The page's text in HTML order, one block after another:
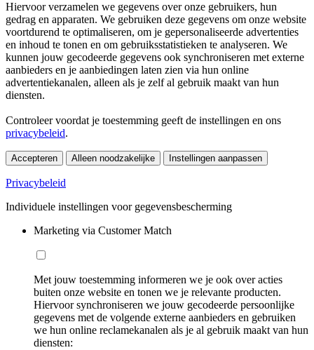
Hiervoor verzamelen we gegevens over onze gebruikers, hun
gedrag en apparaten. We gebruiken deze gegevens om onze website
voortdurend te optimaliseren, om je gepersonaliseerde advertenties
en inhoud te tonen en om gebruiksstatistieken te analyseren. We
kunnen jouw gecodeerde gegevens ook synchroniseren met externe
aanbieders en je aanbiedingen laten zien via hun online
advertentiekanalen, alleen als je zelf al gebruik maakt van hun
diensten.
Controleer voordat je toestemming geeft de instellingen en ons
privacybeleid.
Accepteren Alleen noodzakelijke Instellingen aanpassen
Privacybeleid
Individuele instellingen voor gegevensbescherming
Marketing via Customer Match
Met jouw toestemming informeren we je ook over acties
buiten onze website en tonen we je relevante producten.
Hiervoor synchroniseren we jouw gecodeerde persoonlijke
gegevens met de volgende externe aanbieders en gebruiken
we hun online reclamekanalen als je al gebruik maakt van hun
diensten: